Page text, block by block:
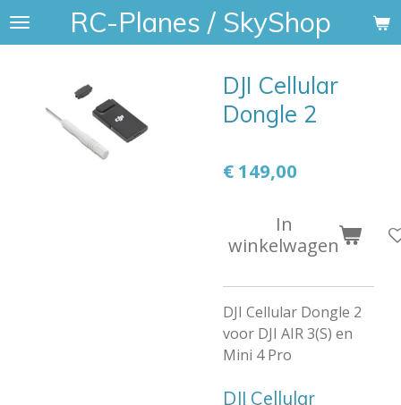
Ga
hoofdinhoud
RC-Planes / SkyShop
DJI Cellular
Dongle 2
€ 149,00
In
winkelwagen
DJI Cellular Dongle 2
voor DJI AIR 3(S) en
Mini 4 Pro
DJI Cellular